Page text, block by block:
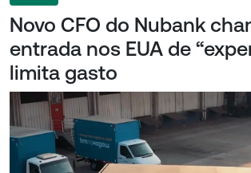
Novo CFO do Nubank
entrada nos EUA de
limita gasto